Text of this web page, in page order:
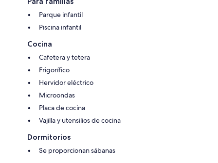
Parque infantil
Piscina infantil
Cocina
Cafetera y tetera
Frigorífico
Hervidor eléctrico
Microondas
Placa de cocina
Vajilla y utensilios de cocina
Dormitorios
Se proporcionan sábanas